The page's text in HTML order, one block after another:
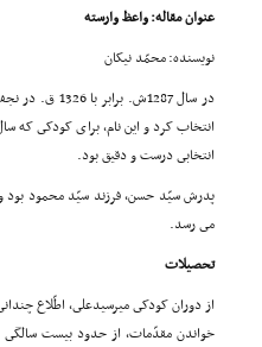
عنوان مقاله: واعظ وارسته
نویسنده: محمّد نیکان
در سال 1287ش. برابر با 1326 ق. در نجف آباد اصفهان، در خانواده اى روحانى کودکى چشم به جهان گشود.
انتخاب کرد و این نام، براى کودکى که
انتخابى درست و دقیق بود.
پدرش سیّد حسن، فرزند سیّد محمود بود
مى رسد.
تحصیلات
از دوران کودکى میرسیدعلى، اطّلاع
خواندن مقدّمات، از حدود بیست